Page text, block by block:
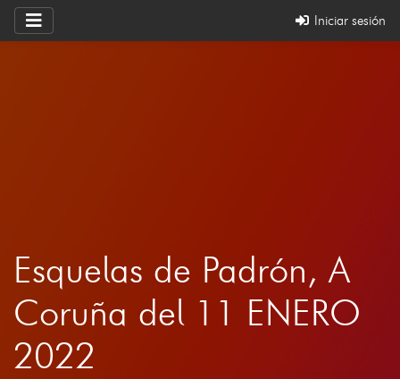
Iniciar sesión
Esquelas de Padrón, A
Coruña del 11 ENERO
2022